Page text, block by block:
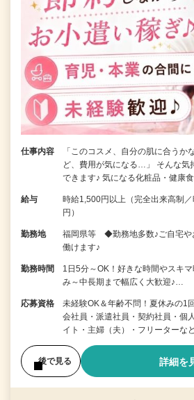
仕事内容
「このコスメ、自分の肌に合うか
ど、費用が気になる…」 そんな気
できます♪ 気になる化粧品・健康
給与
時給1,500円以上（完全出来高制
円）
勤務地
福岡県等 ◆勤務地多数♪ご自宅や
働けます♪
勤務時間
1日5分～OK！好きな時間やスキ
み～中長期まで幅広く大歓迎♪…
応募資格
未経験OK＆年齢不問！夏休みの1
会社員・派遣社員・契約社員・個
イト・主婦（夫）・フリーターな
後で見る 詳細を